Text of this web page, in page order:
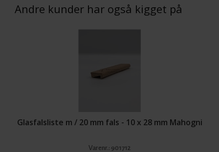
Andre kunder har også kigget på
Glasfalsliste m / 20 mm fals - 10 x 28 mm Mahogni
Varenr.: 901712